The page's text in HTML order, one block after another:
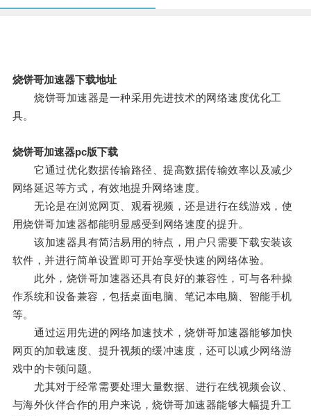
烧饼哥加速器下载地址
烧饼哥加速器是一种采用先进技术的网络速度优化工
具。
烧饼哥加速器pc版下载
它通过优化数据传输路径、提高数据传输效率以及减少
网络延迟等方式，有效地提升网络速度。
无论是在浏览网页、观看视频，还是进行在线游戏，使
用烧饼哥加速器都能明显感受到网络速度的提升。
该加速器具有简洁易用的特点，用户只需要下载安装该
软件，并进行简单设置即可开始享受快速的网络体验。
此外，烧饼哥加速器还具有良好的兼容性，可与各种操
作系统和设备兼容，包括桌面电脑、笔记本电脑、智能手机
等。
通过运用先进的网络加速技术，烧饼哥加速器能够加快
网页的加载速度、提升视频的缓冲速度，还可以减少网络游
戏中的卡顿问题。
尤其对于经常需要处理大量数据、进行在线视频会议、
与海外伙伴合作的用户来说，烧饼哥加速器能够大幅提升工